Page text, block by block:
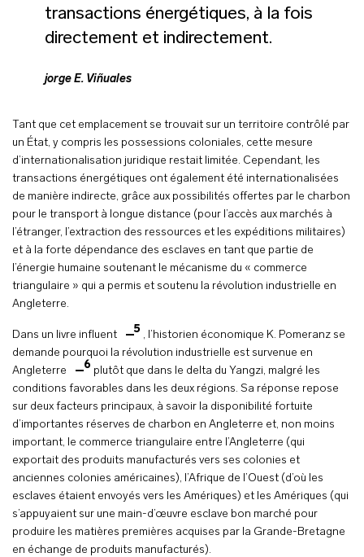
transactions énergétiques, à la fois
directement et indirectement.
jorge E. Viñuales
Tant que cet emplacement se trouvait sur un territoire contrôlé par
un État, y compris les possessions coloniales, cette mesure
d’internationalisation juridique restait limitée. Cependant, les
transactions énergétiques ont également été internationalisées
de manière indirecte, grâce aux possibilités offertes par le charbon
pour le transport à longue distance (pour l’accès aux marchés à
l’étranger, l’extraction des ressources et les expéditions militaires)
et à la forte dépendance des esclaves en tant que partie de
l’énergie humaine soutenant le mécanisme du « commerce
triangulaire » qui a permis et soutenu la révolution industrielle en
Angleterre.
Dans un livre influent 5 , l’historien économique K. Pomeranz se
demande pourquoi la révolution industrielle est survenue en
Angleterre
6 plutôt que dans le delta du Yangzi, malgré les
conditions favorables dans les deux régions. Sa réponse repose
sur deux facteurs principaux, à savoir la disponibilité fortuite
d’importantes réserves de charbon en Angleterre et, non moins
important, le commerce triangulaire entre l’Angleterre (qui
exportait des produits manufacturés vers ses colonies et
anciennes colonies américaines), l’Afrique de l’Ouest (d’où les
esclaves étaient envoyés vers les Amériques) et les Amériques (qui
s’appuyaient sur une main-d’œuvre esclave bon marché pour
produire les matières premières acquises par la Grande-Bretagne
en échange de produits manufacturés).